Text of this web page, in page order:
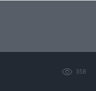
358